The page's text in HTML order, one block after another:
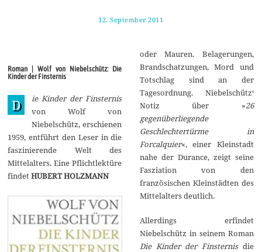
12. September 2011
z
m
b
e
r
0
8
Roman | Wolf von Niebelschütz: Die
Kinder der Finsternis
D
ie Kinder der Finsternis
von Wolf von
Niebelschütz, erschienen
1959, entführt den Leser in die
faszinierende Welt des
Mittelalters. Eine Pflichtlektüre
findetHUBERT HOLZMANN
oder Mauren. Belagerungen,
Brandschatzungen, Mord und
Totschlag sind an der
Tagesordnung. Niebelschütz‘
Notiz über »26
gegenüberliegende
Geschlechtertürme in
Forcalquier«, einer Kleinstadt
nahe der Durance, zeigt seine
Fasziation von den
französischen Kleinstädten des
Mittelalters deutlich.
Allerdings erfindet
Niebelschütz in seinem Roman
Die Kinder der Finsternisdie